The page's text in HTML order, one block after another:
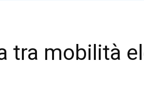
tra mobilità